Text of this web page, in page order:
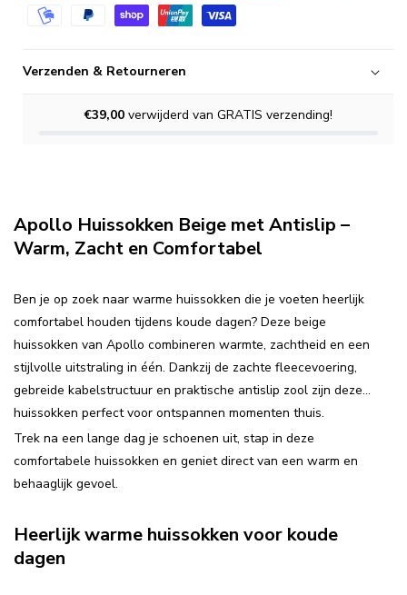
Verzenden & Retourneren
€39,00verwijderd van GRATIS verzending!
Apollo Huissokken Beige met Antislip –
Warm, Zacht en Comfortabel
Ben je op zoek naar warme huissokken die je voeten heerlijk
comfortabel houden tijdens koude dagen? Deze beige
huissokken van Apollo combineren warmte, zachtheid en een
stijlvolle uitstraling in één. Dankzij de zachte fleecevoering,
gebreide kabelstructuur en praktische antislip zool zijn deze
huissokken perfect voor ontspannen momenten thuis.
Trek na een lange dag je schoenen uit, stap in deze
comfortabele huissokken en geniet direct van een warm en
behaaglijk gevoel.
Heerlijk warme huissokken voor koude
dagen